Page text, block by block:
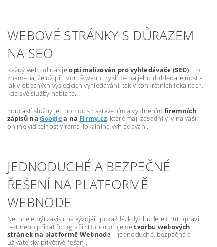
WEBOVÉ STRÁNKY S DŮRAZEM
NA SEO
Každý web od nás jeoptimalizován pro vyhledávače (SEO). To
znamená, že už při tvorbě webu myslíme na jeho dohledatelnost –
jak v obecných výsledcích vyhledávání, tak v konkrétních lokalitách,
kde své služby nabízíte.
Součástí služby je i pomoc s nastavením a vyplněním firemních
zápisů naGooglea na Firmy.cz, které mají zásadní vliv na vaši
online viditelnost v rámci lokálního vyhledávání.
JEDNODUCHÉ A BEZPEČNÉ
ŘEŠENÍ NA PLATFORMĚ
WEBNODE
Nechcete být závislí na vývojáři pokaždé, když budete chtít upravit
text nebo přidat fotografii? Doporučujemetvorbu webových
stránek na platformě Webnode – jednoduché, bezpečné a
uživatelsky přívětivé řešení.